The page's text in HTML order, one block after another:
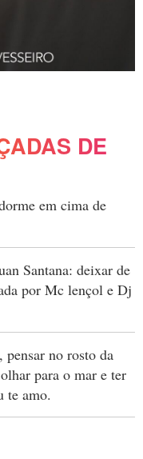
DE
em cima de
Santana: deixar de
por Mc lençol e Dj
pensar no rosto da
para o mar e ter
te amo.